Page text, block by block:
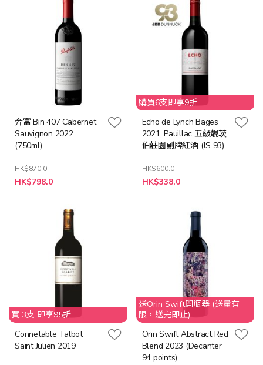
奔富 Bin 407 Cabernet
Sauvignon 2022
(750ml)
HK$870.0
特
殊
HK$798.0
購買6支即享9折
Echo de Lynch Bages
2021, Pauillac 五級靚茨
伯莊園副牌紅酒 (JS 93)
HK$600.0
特
殊
HK$338.0
買 3支 即享95折
Connetable Talbot
Saint Julien 2019
送Orin Swift開瓶器 (送量有
限，送完即止)
Orin Swift Abstract Red
Blend 2023 (Decanter
94 points)